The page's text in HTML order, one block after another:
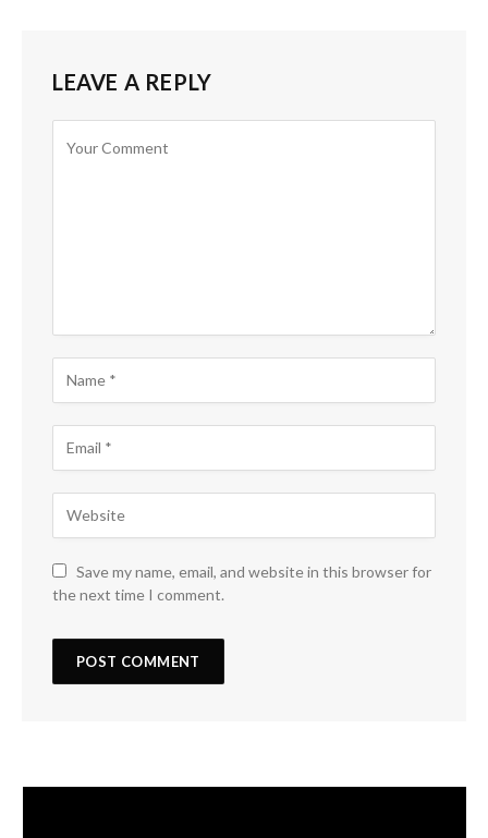
LEAVE A REPLY
Save my name, email, and website in this browser for
the next time I comment.